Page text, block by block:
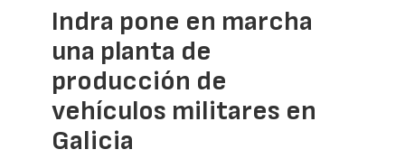
Indra pone en marcha
una planta de
producción de
vehículos militares en
Galicia